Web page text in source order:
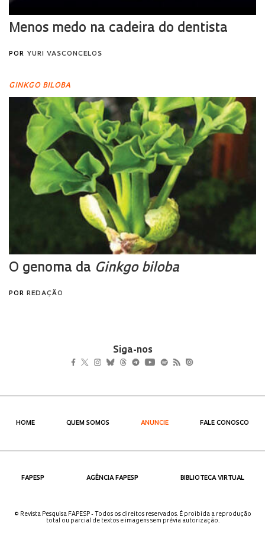
Siga-nos
HOME QUEM SOMOS ANUNCIE FALE CONOSCO
FAPESP AGÊNCIA FAPESP BIBLIOTECA VIRTUAL
© Revista Pesquisa FAPESP - Todos os direitos reservados. É proibida a reprodução
total ou parcial de textos e imagens sem prévia autorização.